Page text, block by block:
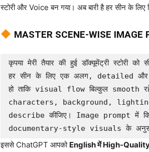
स्टोरी और Voice बन गया। अब बारी है हर सीन के
MASTER SCENE-WISE
कृपया मेरी तैयार की हुई डॉक्यूमेंट्री
हर सीन के लिए एक अलग, detailed और
हो ताकि visual flow बिल्कुल smooth
characters, background,
describe कीजिए। Image prompt में
documentary-style visuals के
इससे ChatGPT आपको English में High-